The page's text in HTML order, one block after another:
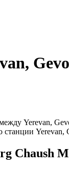
Yerevan,
станции
Chaush